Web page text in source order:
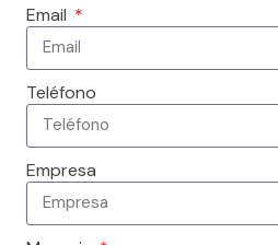
Email
Teléfono
Empresa